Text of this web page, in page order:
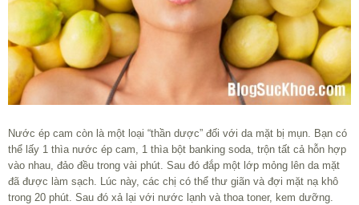
Nước ép cam còn là một loại “thần dược” đối với da mặt bị mụn. Bạn có
thể lấy 1 thìa nước ép cam, 1 thìa bột banking soda, trộn tất cả hỗn hợp
vào nhau, đảo đều trong vài phút. Sau đó đắp một lớp mỏng lên da mặt
đã được làm sạch. Lúc này, các chị có thể thư giãn và đợi mặt nạ khô
trong 20 phút. Sau đó xả lại với nước lạnh và thoa toner, kem dưỡng.